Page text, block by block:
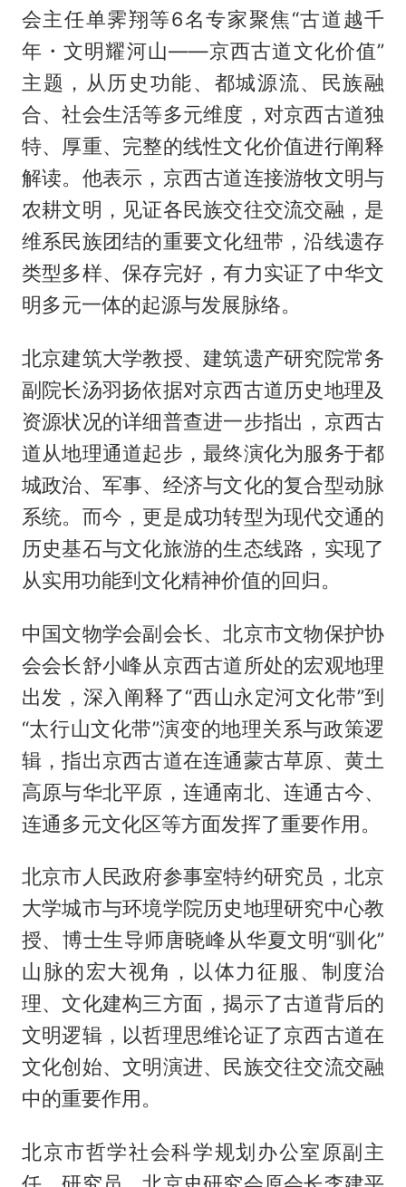
会主任单霁翔等6名专家聚焦“古道越千
年・文明耀河山——京西古道文化价值”
主题，从历史功能、都城源流、民族融
合、社会生活等多元维度，对京西古道独
特、厚重、完整的线性文化价值进行阐释
解读。他表示，京西古道连接游牧文明与
农耕文明，见证各民族交往交流交融，是
维系民族团结的重要文化纽带，沿线遗存
类型多样、保存完好，有力实证了中华文
明多元一体的起源与发展脉络。
北京建筑大学教授、建筑遗产研究院常务
副院长汤羽扬依据对京西古道历史地理及
资源状况的详细普查进一步指出，京西古
道从地理通道起步，最终演化为服务于都
城政治、军事、经济与文化的复合型动脉
系统。而今，更是成功转型为现代交通的
历史基石与文化旅游的生态线路，实现了
从实用功能到文化精神价值的回归。
中国文物学会副会长、北京市文物保护协
会会长舒小峰从京西古道所处的宏观地理
出发，深入阐释了“西山永定河文化带”到
“太行山文化带”演变的地理关系与政策逻
辑，指出京西古道在连通蒙古草原、黄土
高原与华北平原，连通南北、连通古今、
连通多元文化区等方面发挥了重要作用。
北京市人民政府参事室特约研究员，北京
大学城市与环境学院历史地理研究中心教
授、博士生导师唐晓峰从华夏文明“驯化”
山脉的宏大视角，以体力征服、制度治
理、文化建构三方面，揭示了古道背后的
文明逻辑，以哲理思维论证了京西古道在
文化创始、文明演进、民族交往交流交融
中的重要作用。
北京市哲学社会科学规划办公室原副主